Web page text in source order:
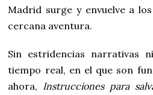
Madrid surge y envuelve a
cercana aventura.
Sin estridencias narrativas
tiempo real, en el que son
ahora, Instrucciones para